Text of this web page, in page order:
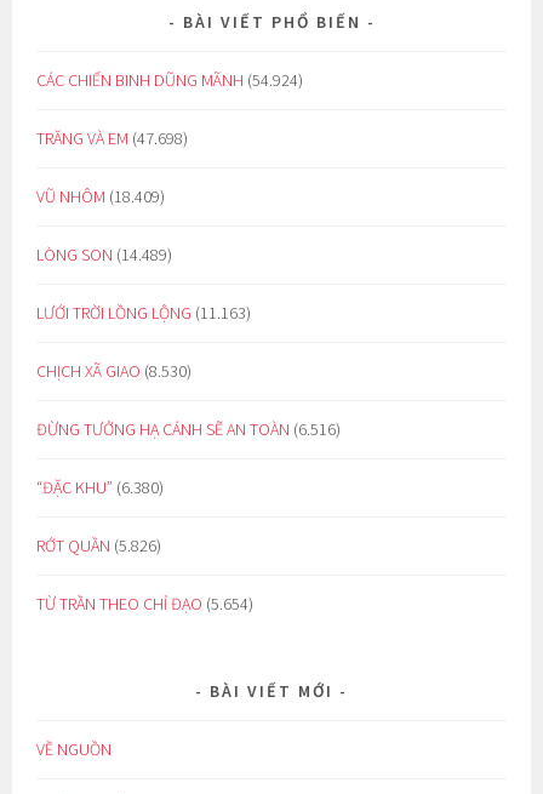
BÀI VIẾT PHỔ BIẾN
CÁC CHIẾN BINH DŨNG MÃNH (54.924)
TRĂNG VÀ EM (47.698)
VŨ NHÔM (18.409)
LÒNG SON (14.489)
LƯỚI TRỜI LỒNG LỘNG (11.163)
CHỊCH XÃ GIAO (8.530)
ĐỪNG TƯỞNG HẠ CÁNH SẼ AN TOÀN (6.516)
“ĐẶC KHU” (6.380)
RỚT QUẦN (5.826)
TỪ TRẦN THEO CHỈ ĐẠO (5.654)
BÀI VIẾT MỚI
VỀ NGUỒN